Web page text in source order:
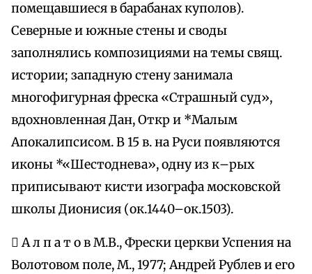
помещавшиеся в барабанах куполов).
Северные и южные стены и своды
заполнялись композициями на темы свящ.
истории; западную стену занимала
многофигурная фреска «Страшный суд»,
вдохновленная Дан, Откр и *Малым
Апокалипсисом. В 15 в. на Руси появляются
иконы *«Шестоднева», одну из к–рых
приписывают кисти изографа московской
школы Дионисия (ок.1440–ок.1503).
 А л п а т о в М.В., Фрески церкви Успения на
Волотовом поле, М., 1977; Андрей Рублев и его